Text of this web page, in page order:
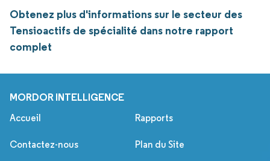
Obtenez plus d'informations sur le secteur des
Tensioactifs de spécialité dans notre rapport
complet
MORDOR INTELLIGENCE
Accueil Rapports
Contactez-nous Plan du Site